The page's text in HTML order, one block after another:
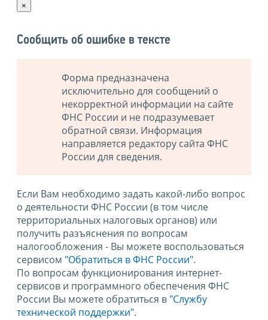
×
Сообщить об ошибке в тексте
Форма предназначена
исключительно для сообщений о
некорректной информации на сайте
ФНС России и не подразумевает
обратной связи. Информация
направляется редактору сайта ФНС
России для сведения.
Если Вам необходимо задать какой-либо вопрос
о деятельности ФНС России (в том числе
территориальных налоговых органов) или
получить разъяснения по вопросам
налогообложения - Вы можете воспользоваться
сервисом "Обратиться в ФНС России".
По вопросам функционирования интернет-
сервисов и программного обеспечения ФНС
России Вы можете обратиться в "Службу
технической поддержки".